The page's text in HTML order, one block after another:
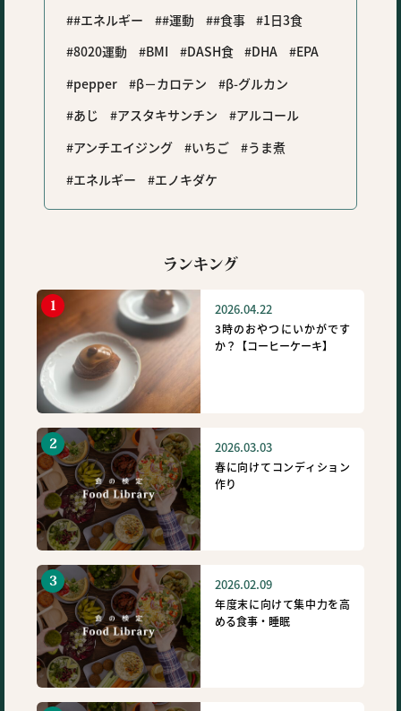
#エネルギー #運動 #食事
1日3食
8020運動
BMI DASH食 DHA
EPA
pepper
β－カロテン
β-グルカン
あじ
アスタキサンチン
アルコール
アンチエイジング
いちご
うま煮
エネルギー
エノキダケ
ランキング
2026.04.22
3時のおやつにいかがです
か？【コーヒーケーキ】
2026.03.03
春に向けてコンディション
作り
2026.02.09
年度末に向けて集中力を高
める食事・睡眠